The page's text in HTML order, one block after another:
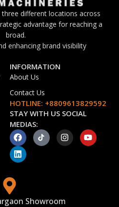
different locations across
advantage for reaching a
broad.
enhancing brand visibility
INFORMATION
About Us
Contact Us
HOTLINE: +8809613829592
STAY WITH US SOCIAL
MEDIAS:
Showroom